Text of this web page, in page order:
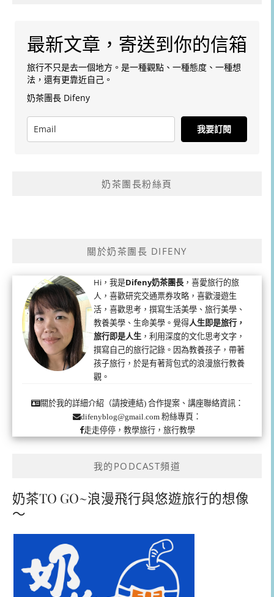
最新文章，寄送到你的信箱
旅行不只是去一個地方。是一種觀點、一種態度、一種想
法，還有更靠近自己。
奶茶團長 Difeny
我要訂閱
奶茶團長粉絲頁
關於奶茶團長 DIFENY
Hi，我是Difeny奶茶團長 ，喜愛旅行的旅
人，喜歡研究交通票券攻略，喜歡漫遊生
活，喜歡思考，撰寫生活美學、旅行美學、
教養美學、生命美學。覺得人生即是旅行，
旅行即是人生 ，利用深度的文化思考文字，
撰寫自己的旅行記錄。因為教養孩子，帶著
孩子旅行，於是有著背包式的浪漫旅行教養
觀。
關於我的詳細介紹（請按連結)合作提案、講座聯絡資訊：
difenyblog@gmail.com 粉絲專頁：
走走停停，教學旅行，旅行教學
我的PODCAST頻道
奶茶TO GO~浪漫飛行與悠遊旅行的想像
～